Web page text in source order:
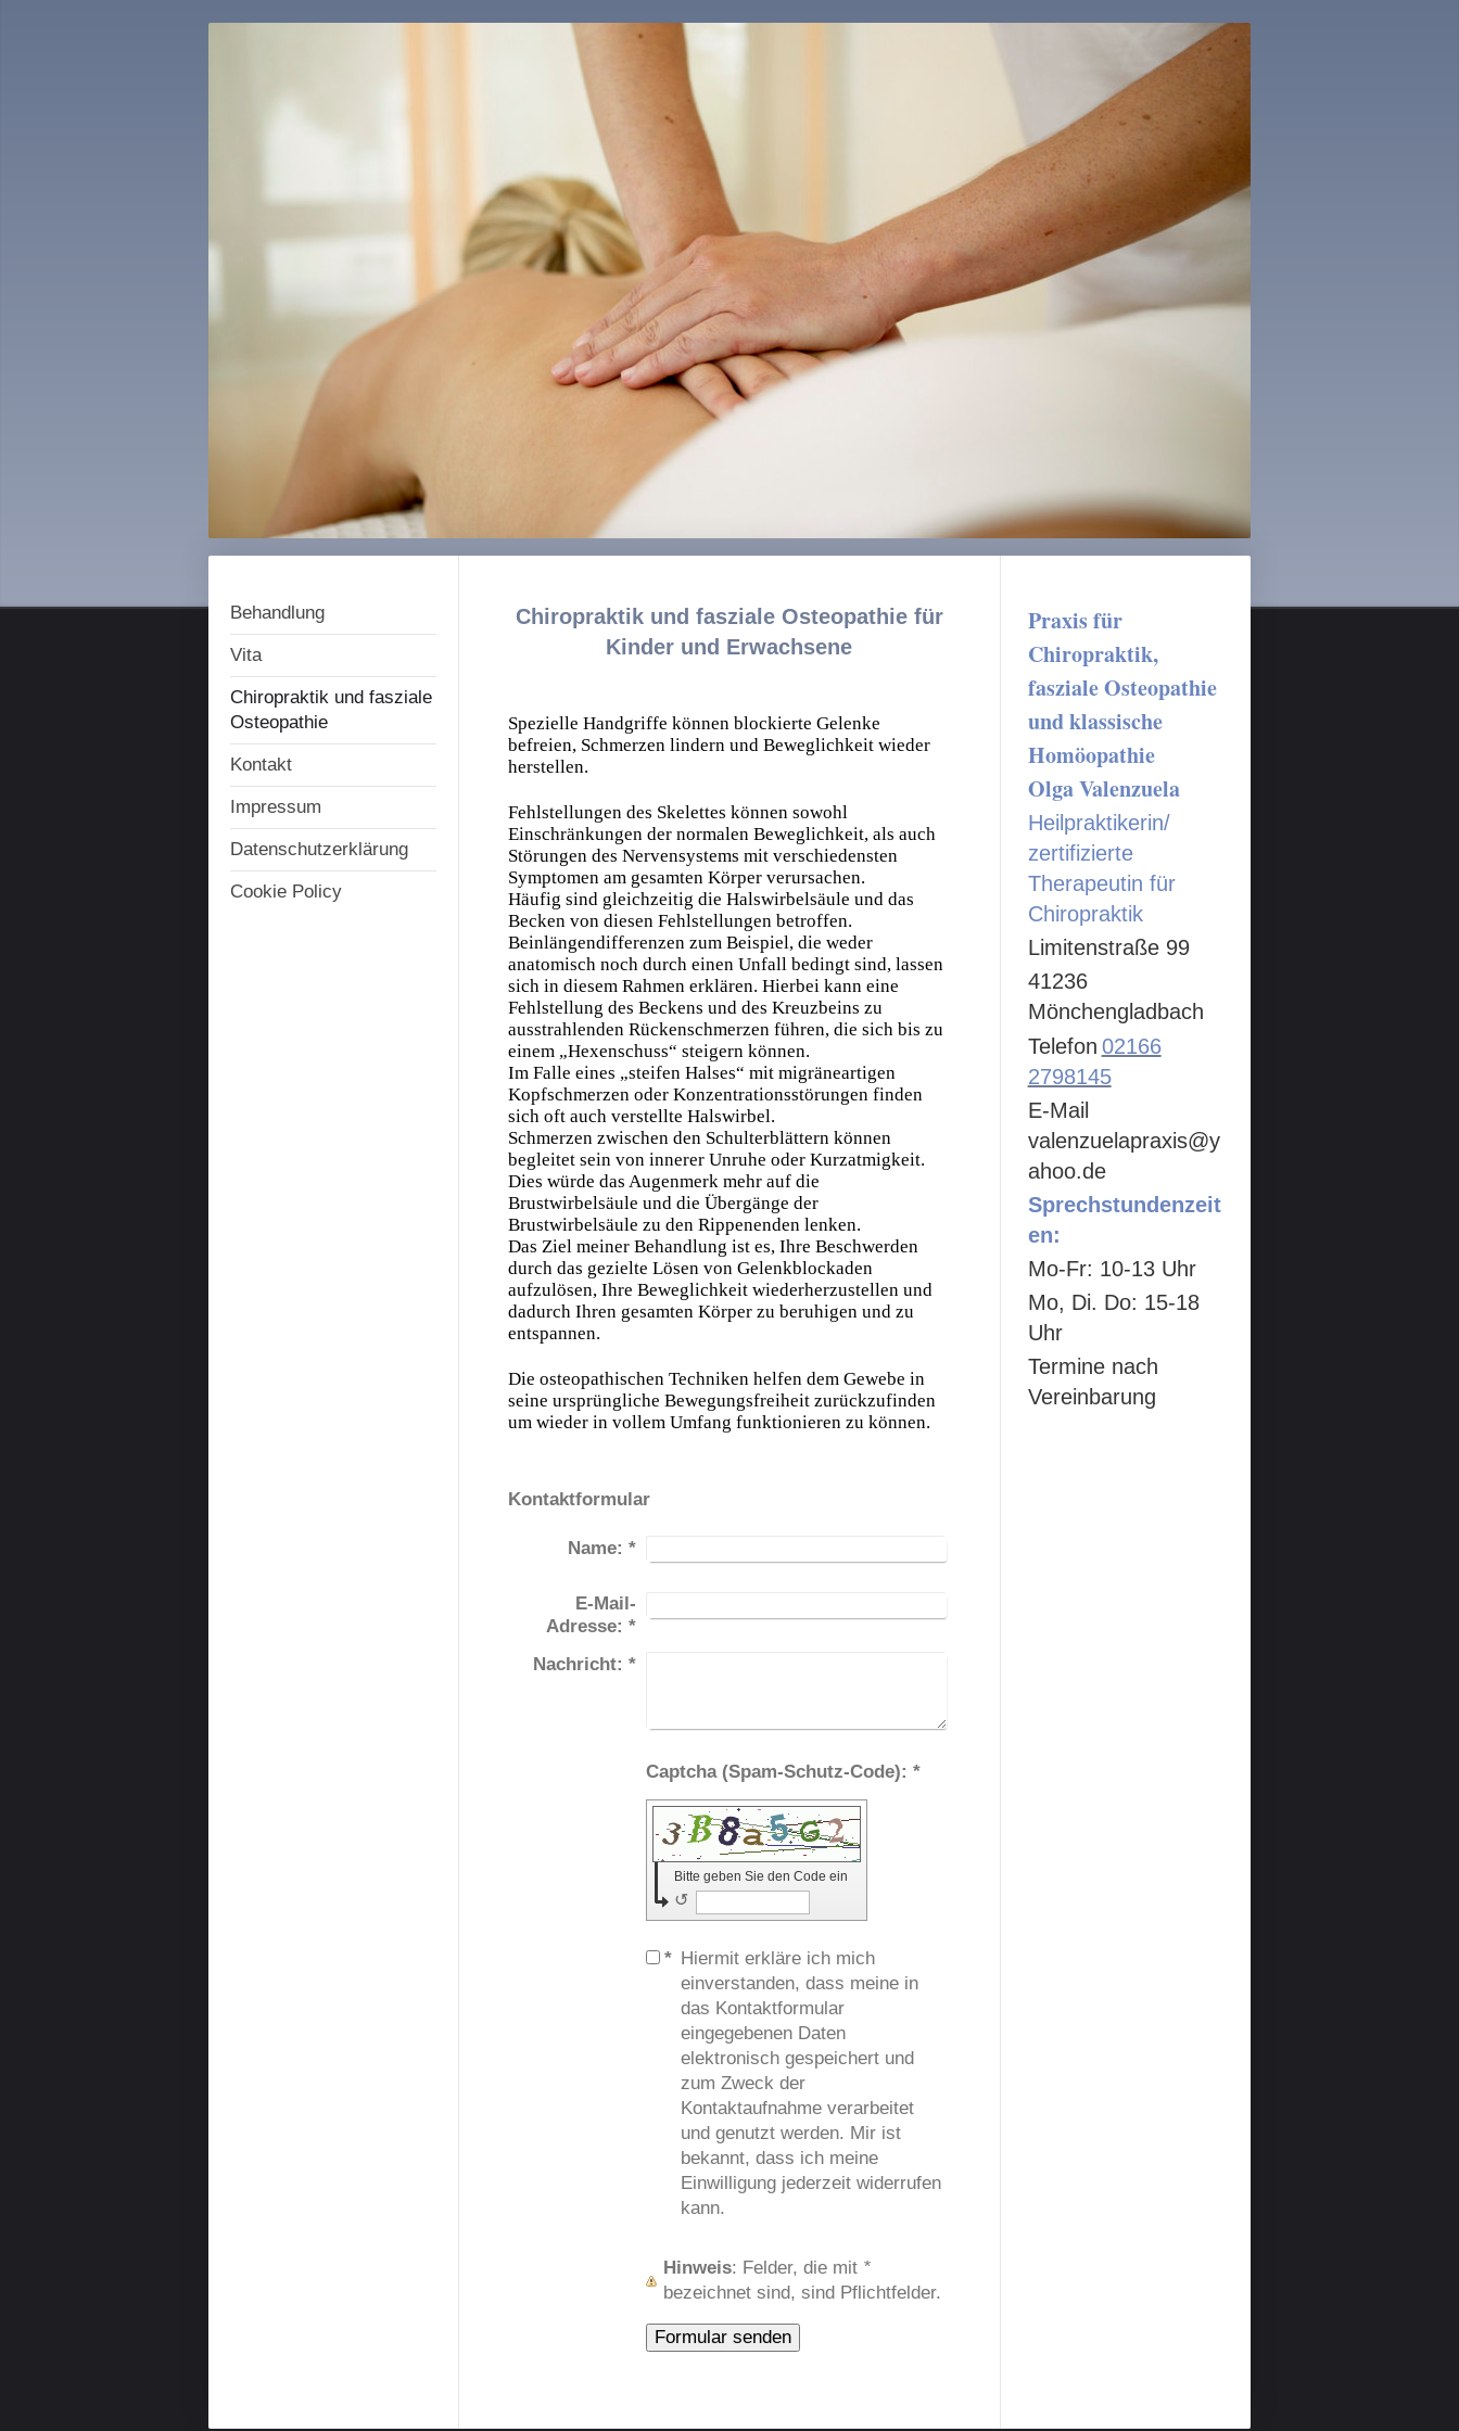
Behandlung
Vita
Chiropraktik und fasziale
Osteopathie
Kontakt
Impressum
Datenschutzerklärung
Cookie Policy
Chiropraktik und fasziale Osteopathie für
Kinder und Erwachsene
Spezielle Handgriffe können blockierte Gelenke
befreien, Schmerzen lindern und Beweglichkeit wieder
herstellen.
Fehlstellungen des Skelettes können sowohl
Einschränkungen der normalen Beweglichkeit, als auch
Störungen des Nervensystems mit verschiedensten
Symptomen am gesamten Körper verursachen.
Häufig sind gleichzeitig die Halswirbelsäule und das
Becken von diesen Fehlstellungen betroffen.
Beinlängendifferenzen zum Beispiel, die weder
anatomisch noch durch einen Unfall bedingt sind, lassen
sich in diesem Rahmen erklären. Hierbei kann eine
Fehlstellung des Beckens und des Kreuzbeins zu
ausstrahlenden Rückenschmerzen führen, die sich bis zu
einem „Hexenschuss“ steigern können.
Im Falle eines „steifen Halses“ mit migräneartigen
Kopfschmerzen oder Konzentrationsstörungen finden
sich oft auch verstellte Halswirbel.
Schmerzen zwischen den Schulterblättern können
begleitet sein von innerer Unruhe oder Kurzatmigkeit.
Dies würde das Augenmerk mehr auf die
Brustwirbelsäule und die Übergänge der
Brustwirbelsäule zu den Rippenenden lenken.
Das Ziel meiner Behandlung ist es, Ihre Beschwerden
durch das gezielte Lösen von Gelenkblockaden
aufzulösen, Ihre Beweglichkeit wiederherzustellen und
dadurch Ihren gesamten Körper zu beruhigen und zu
entspannen.
Die osteopathischen Techniken helfen dem Gewebe in
seine ursprüngliche Bewegungsfreiheit zurückzufinden
um wieder in vollem Umfang funktionieren zu können.
Kontaktformular
Name: *
E-Mail-
Adresse: *
Nachricht: *
Captcha (Spam-Schutz-Code): *
Bitte geben Sie den Code ein
↺
* Hiermit erkläre ich mich
einverstanden, dass meine in
das Kontaktformular
eingegebenen Daten
elektronisch gespeichert und
zum Zweck der
Kontaktaufnahme verarbeitet
und genutzt werden. Mir ist
bekannt, dass ich meine
Einwilligung jederzeit widerrufen
kann.
Hinweis : Felder, die mit *
bezeichnet sind, sind Pflichtfelder.
Praxis für
Chiropraktik,
fasziale Osteopathie
und klassische
Homöopathie
Olga Valenzuela
Heilpraktikerin/
zertifizierte
Therapeutin für
Chiropraktik
Limitenstraße 99
41236
Mönchengladbach
Telefon 02166
2798145
E-Mail
valenzuelapraxis@y
ahoo.de
Sprechstundenzeit
en:
Mo-Fr: 10-13 Uhr
Mo, Di. Do: 15-18
Uhr
Termine nach
Vereinbarung